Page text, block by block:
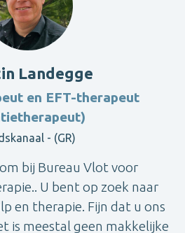
Landegge
en EFT-therapeut
- (GR)
bij Bureau Vlot voor
U bent op zoek naar
en therapie. Fijn dat u ons
is meestal geen makkelijke